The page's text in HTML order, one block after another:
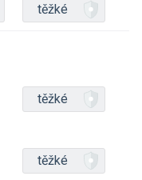
těžké
těžké
těžké